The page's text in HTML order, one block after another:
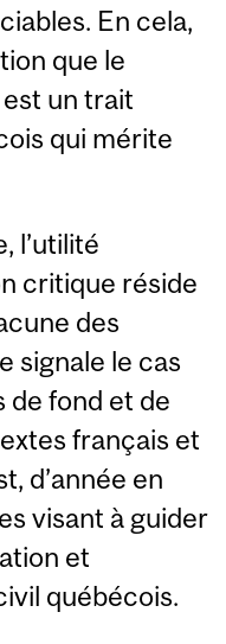
En cela,
que le
un trait
qui mérite
l’utilité
critique réside
des
signale le cas
de fond et de
français et
d’année en
visant à guider
et
québécois.